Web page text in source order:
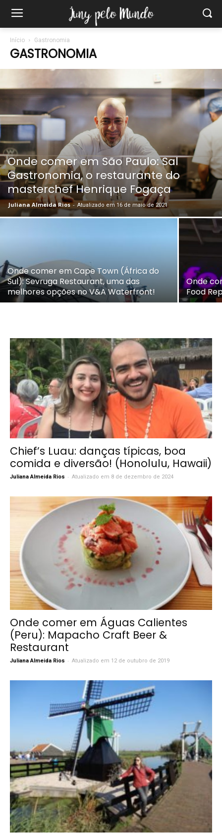
Início Gastronomia
GASTRONOMIA
Onde comer em São Paulo: Sal
Gastronomia, o restaurante do
masterchef Henrique Fogaça
Juliana Almeida Rios - Atualizado em 16 de maio de 2021
Onde comer em Cape Town (África do
Sul): Sevruga Restaurant, uma das
melhores opções no V&A Waterfront!
Onde
Food
Chief’s Luau: danças típicas, boa
comida e diversão! (Honolulu, Hawaii)
Juliana Almeida Rios - Atualizado em 8 de dezembro de 2024
Onde comer em Águas Calientes
(Peru): Mapacho Craft Beer &
Restaurant
Juliana Almeida Rios - Atualizado em 12 de outubro de 2019